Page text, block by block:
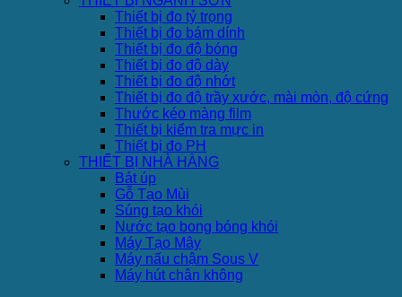
Thiết bị đo tỷ trọng
Thiết bị đo bám dính
Thiết bị đo độ bóng
Thiết bị đo độ dày
Thiết bị đo độ nhớt
Thiết bị đo độ trầy xước, mài mòn, độ cứng
Thước kéo màng film
Thiết bị kiểm tra mực in
Thiết bị đo PH
THIẾT BỊ NHÀ HÀNG
Bát úp
Gỗ Tạo Mùi
Súng tạo khói
Nước tạo bong bóng khói
Máy Tạo Mây
Máy nấu chậm Sous V
Máy hút chân không